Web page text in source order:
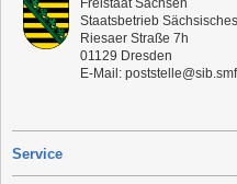
Staatsbetrieb
Riesaer Straße 7h
01129 Dresden
E-Mail:
Service